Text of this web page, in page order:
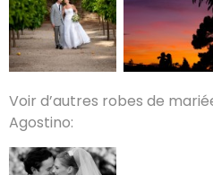
Voir d’autres robes de
Agostino: